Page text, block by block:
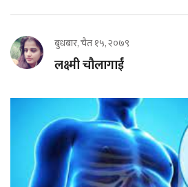
बुधबार, चैत १५, २०७९
लक्ष्मी चौलागाईं